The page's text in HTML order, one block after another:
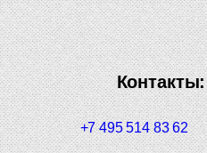
Контакты:
+7 495 514 83 62